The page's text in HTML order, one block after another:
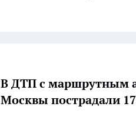
В ДТП с маршрутным
Москвы пострадали